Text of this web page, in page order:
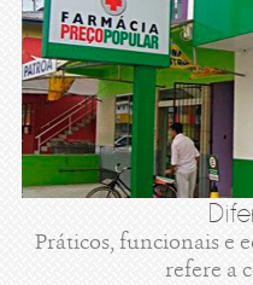
Práticos, funcionais e
refere a